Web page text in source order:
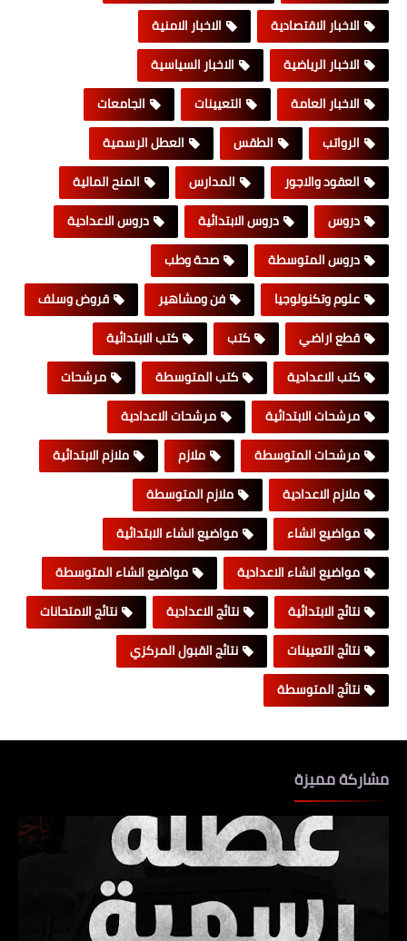
الاخبار الاقتصادية
الاخبار الامنية
الاخبار الرياضية
الاخبار السياسية
الاخبار العامة
التعيينات
الجامعات
الرواتب
الطقس
العطل الرسمية
العقود والاجور
المدارس
المنح المالية
دروس
دروس الابتدائية
دروس الاعدادية
دروس المتوسطة
صحة وطب
علوم وتكنولوجيا
فن ومشاهير
قروض وسلف
قطع اراضي
كتب
كتب الابتدائية
كتب الاعدادية
كتب المتوسطة
مرشحات
مرشحات الابتدائية
مرشحات الاعدادية
مرشحات المتوسطة
ملازم
ملازم الابتدائية
ملازم الاعدادية
ملازم المتوسطة
مواضيع انشاء
مواضيع انشاء الابتدائية
مواضيع انشاء الاعدادية
مواضيع انشاء المتوسطة
نتائج الابتدائية
نتائج الاعدادية
نتائج الامتحانات
نتائج التعيينات
نتائج القبول المركزي
نتائج المتوسطة
مشاركة مميزة